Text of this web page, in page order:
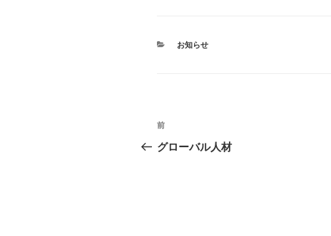
カ
お知らせ
投
稿
前
の
前
グローバル人材